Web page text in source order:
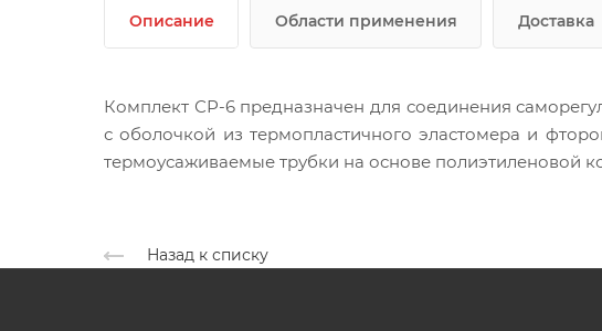
Описание Области применения Доставка
Комплект СР-6 предназначен для соединения
с оболочкой из термопластичного эластомера и
термоусаживаемые трубки на основе полиэтиленовой
Назад к списку